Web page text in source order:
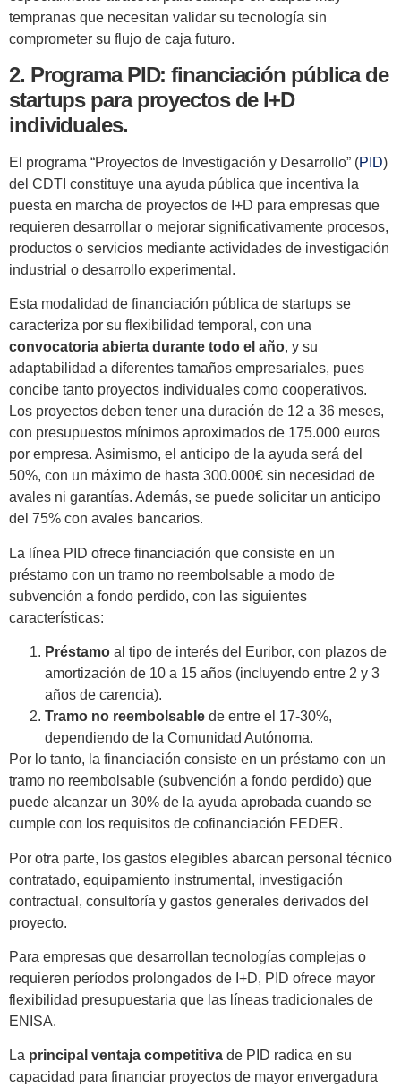
tempranas que necesitan validar su tecnología sin
comprometer su flujo de caja futuro.
2. Programa PID: financiación pública de
startups para proyectos de I+D
individuales.
El programa “Proyectos de Investigación y Desarrollo” (PID)
del CDTI constituye una ayuda pública que incentiva la
puesta en marcha de proyectos de I+D para empresas que
requieren desarrollar o mejorar significativamente procesos,
productos o servicios mediante actividades de investigación
industrial o desarrollo experimental.
Esta modalidad de financiación pública de startups se
caracteriza por su flexibilidad temporal, con una
convocatoria abierta durante todo el año, y su
adaptabilidad a diferentes tamaños empresariales, pues
concibe tanto proyectos individuales como cooperativos.
Los proyectos deben tener una duración de 12 a 36 meses,
con presupuestos mínimos aproximados de 175.000 euros
por empresa. Asimismo, el anticipo de la ayuda será del
50%, con un máximo de hasta 300.000€ sin necesidad de
avales ni garantías. Además, se puede solicitar un anticipo
del 75% con avales bancarios.
La línea PID ofrece financiación que consiste en un
préstamo con un tramo no reembolsable a modo de
subvención a fondo perdido, con las siguientes
características:
Préstamo al tipo de interés del Euribor, con plazos de
amortización de 10 a 15 años (incluyendo entre 2 y 3
años de carencia).
Tramo no reembolsable de entre el 17-30%,
dependiendo de la Comunidad Autónoma.
Por lo tanto, la financiación consiste en un préstamo con un
tramo no reembolsable (subvención a fondo perdido) que
puede alcanzar un 30% de la ayuda aprobada cuando se
cumple con los requisitos de cofinanciación FEDER.
Por otra parte, los gastos elegibles abarcan personal técnico
contratado, equipamiento instrumental, investigación
contractual, consultoría y gastos generales derivados del
proyecto.
Para empresas que desarrollan tecnologías complejas o
requieren períodos prolongados de I+D, PID ofrece mayor
flexibilidad presupuestaria que las líneas tradicionales de
ENISA.
La principal ventaja competitiva de PID radica en su
capacidad para financiar proyectos de mayor envergadura